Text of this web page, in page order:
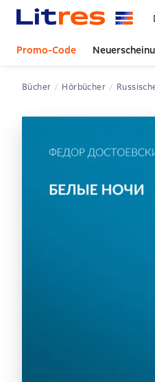
Promo-Code
Bücher Hörbücher